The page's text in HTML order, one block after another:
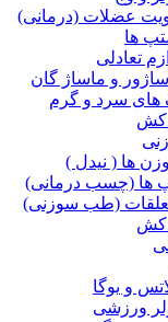
عضلات (درمانی)
ها
تعادلی
و ماساژ گان
های سرد و گرم
ها ( نیدل )
ها (چسب درمانی)
(طب سوزنی)
و یوگا
ورزشی